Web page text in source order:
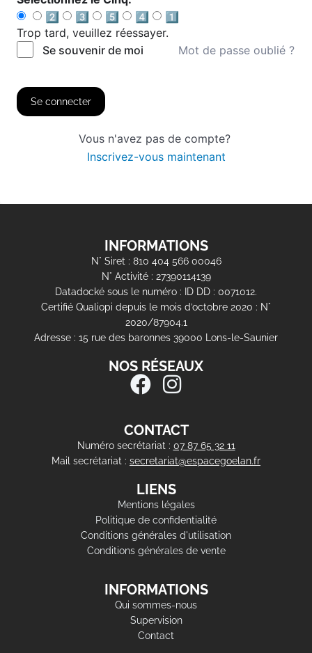
2️⃣
3️⃣ 5️⃣ 4️⃣
1️⃣
Trop tard, veuillez réessayer.
Se souvenir de moi
Mot de passe oublié ?
Se connecter
Vous n'avez pas de compte?
Inscrivez-vous maintenant
INFORMATIONS
N° Siret : 810 404 566 00046
N° Activité : 27390114139
Datadocké sous le numéro : ID DD : 0071012.
Certifié Qualiopi depuis le mois d’octobre 2020 : N°
2020/87904.1
Adresse : 15 rue des baronnes 39000 Lons-le-Saunier
NOS RÉSEAUX
CONTACT
Numéro secrétariat : 07 87 65 32 11
Mail secrétariat : secretariat@espacegoelan.fr
LIENS
Mentions légales
Politique de confidentialité
Conditions générales d'utilisation
Conditions générales de vente
INFORMATIONS
Qui sommes-nous
Supervision
Contact